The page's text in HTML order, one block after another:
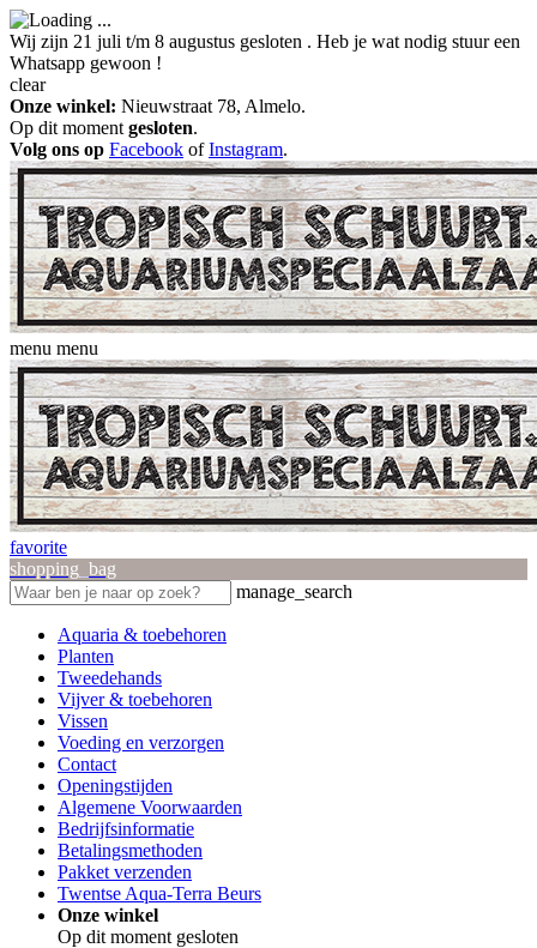
Wij zijn 21 juli t/m 8 augustus gesloten . Heb je wat nodig stuur een
Whatsapp gewoon !
clear
Onze winkel: Nieuwstraat 78, Almelo.
Op dit moment gesloten.
Volg ons op Facebook ofInstagram.
menu menu
favorite
shopping_bag
manage_search
Aquaria & toebehoren
Planten
Tweedehands
Vijver & toebehoren
Vissen
Voeding en verzorgen
Contact
Openingstijden
Algemene Voorwaarden
Bedrijfsinformatie
Betalingsmethoden
Pakket verzenden
Twentse Aqua-Terra Beurs
Onze winkel
Op dit moment gesloten